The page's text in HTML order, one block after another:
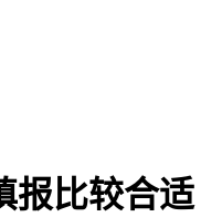
报比较合适